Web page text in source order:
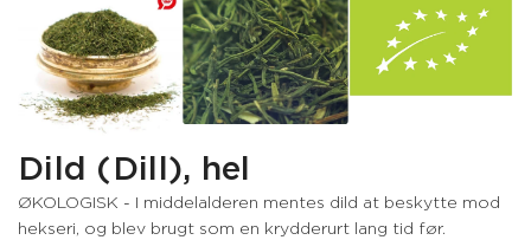
Dild (Dill), hel
ØKOLOGISK - I middelalderen mentes dild at beskytte mod
hekseri, og blev brugt som en krydderurt lang tid før.